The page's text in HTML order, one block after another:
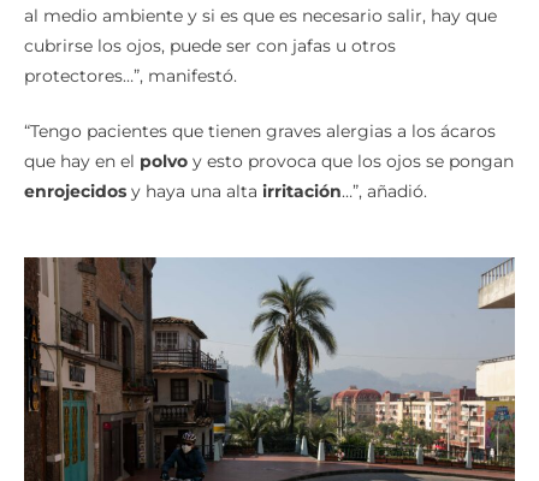
al medio ambiente y si es que es necesario salir, hay que
cubrirse los ojos, puede ser con jafas u otros
protectores…”, manifestó.
“Tengo pacientes que tienen graves alergias a los ácaros
que hay en el polvo y esto provoca que los ojos se pongan
enrojecidos y haya una alta irritación…”, añadió.